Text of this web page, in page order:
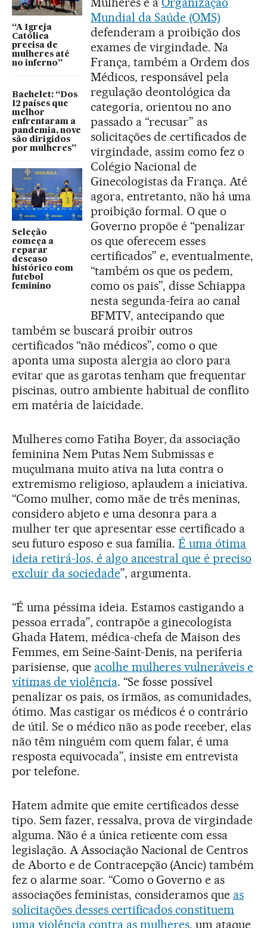
“A Igreja
Católica
precisa de
mulheres até
no inferno”
Bachelet: “Dos
12 países que
melhor
enfrentaram a
pandemia, nove
são dirigidos
por mulheres”
Seleção
começa a
reparar
descaso
histórico com
futebol
feminino
Mundial da Saúde (OMS)
defenderam a proibição dos
exames de virgindade. Na
França, também a Ordem dos
Médicos, responsável pela
regulação deontológica da
categoria, orientou no ano
passado a “recusar” as
solicitações de certificados de
virgindade, assim como fez o
Colégio Nacional de
Ginecologistas da França. Até
agora, entretanto, não há uma
proibição formal. O que o
Governo propõe é “penalizar
os que oferecem esses
certificados” e, eventualmente,
“também os que os pedem,
como os pais”, disse Schiappa
nesta segunda-feira ao canal
BFMTV, antecipando que
também se buscará proibir outros
certificados “não médicos”, como o que
aponta uma suposta alergia ao cloro para
evitar que as garotas tenham que frequentar
piscinas, outro ambiente habitual de conflito
em matéria de laicidade.
Mulheres como Fatiha Boyer, da associação
feminina Nem Putas Nem Submissas e
muçulmana muito ativa na luta contra o
extremismo religioso, aplaudem a iniciativa.
“Como mulher, como mãe de três meninas,
considero abjeto e uma desonra para a
mulher ter que apresentar esse certificado a
seu futuro esposo e sua família.É uma ótima
ideia retirá-los, é algo ancestral que é preciso
excluir da sociedade”, argumenta.
“É uma péssima ideia. Estamos castigando a
pessoa errada”, contrapõe a ginecologista
Ghada Hatem, médica-chefa de Maison des
Femmes, em Seine-Saint-Denis, na periferia
parisiense, que acolhe mulheres vulneráveis e
vítimas de violência. “Se fosse possível
penalizar os pais, os irmãos, as comunidades,
ótimo. Mas castigar os médicos é o contrário
de útil. Se o médico não as pode receber, elas
não têm ninguém com quem falar, é uma
resposta equivocada”, insiste em entrevista
por telefone.
Hatem admite que emite certificados desse
tipo. Sem fazer, ressalva, prova de virgindade
alguma. Não é a única reticente com essa
legislação. A Associação Nacional de Centros
de Aborto e de Contracepção (Ancic) também
fez o alarme soar. “Como o Governo e as
associações feministas, consideramos que as
solicitações desses certificados constituem
uma violência contra as mulheres, um ataque